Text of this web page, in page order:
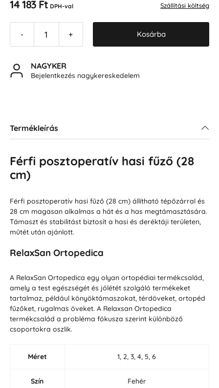
14 183 Ft DPH-val Szállítási költség
- + Kosárba
NAGYKER
Bejelentkezés nagykereskedelem
Termékleírás
Férfi posztoperatív hasi fűző (28
cm)
Férfi posztoperatív hasi fűző (28 cm) állítható tépőzárral és
28 cm magasan alkalmas a hát és a has megtámasztására.
Támaszt és stabilitást biztosít a hasi és deréktáji területen,
műtét után ajánlott.
RelaxSan Ortopedica
A RelaxSan Ortopedica egy olyan ortopédiai termékcsalád,
amely a test egészségét és jólétét szolgáló termékeket
tartalmaz, például könyöktámaszokat, térdöveket, ortopéd
fűzőket, rugalmas öveket. A Relaxsan Ortopedica
termékcsalád a probléma fókusza szerint különböző
csoportokra oszlik.
Méret 1, 2, 3, 4, 5, 6
Szín Fehér